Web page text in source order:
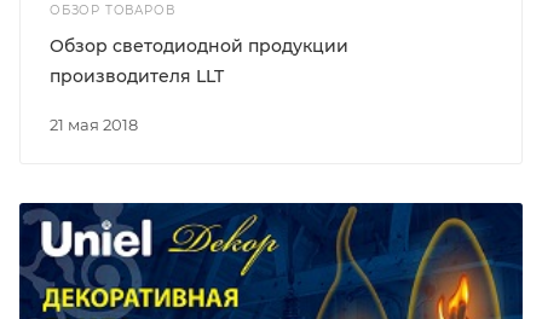
ОБЗОР ТОВАРОВ
21 мая 2018
Обзор светодиодной продукции
производителя LLT